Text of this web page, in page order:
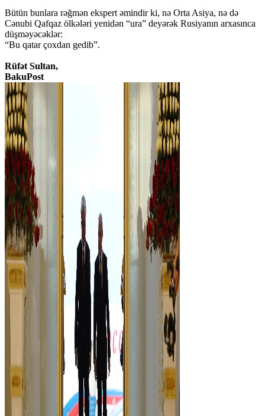
Bütün bunlara rəğmən ekspert əmindir ki, nə Orta Asiya, nə də
Cənubi Qafqaz ölkələri yenidən “ura” deyərək Rusiyanın arxasınca
düşməyəcəklər:
“Bu qatar çoxdan gedib”.
Rüfət Sultan,
BakuPost